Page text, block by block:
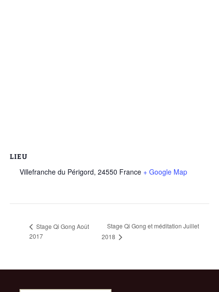
LIEU
Villefranche du Périgord, 24550 France + Google Map
Stage Qi Gong Août
2017
Stage Qi Gong et méditation Juillet
2018